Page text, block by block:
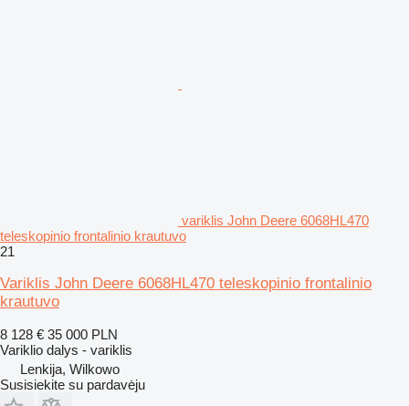
variklis John Deere 6068HL470
teleskopinio frontalinio krautuvo
21
Variklis John Deere 6068HL470 teleskopinio frontalinio
krautuvo
8 128 € 35 000 PLN
Variklio dalys - variklis
Lenkija, Wilkowo
Susisiekite su pardavėju